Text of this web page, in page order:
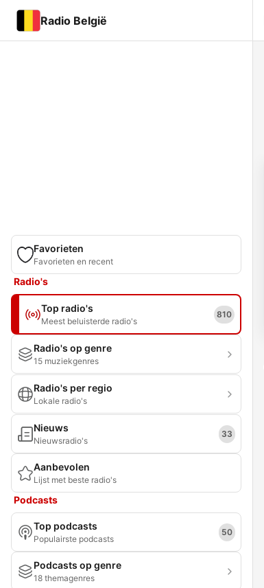
Radio België
Favorieten
Favorieten en recent
Radio's
Top radio's
Meest beluisterde radio's
810
Radio's op genre
15 muziekgenres
Radio's per regio
Lokale radio's
Nieuws
Nieuwsradio's
33
Aanbevolen
Lijst met beste radio's
Podcasts
Top podcasts
Populairste podcasts
50
Podcasts op genre
18 themagenres